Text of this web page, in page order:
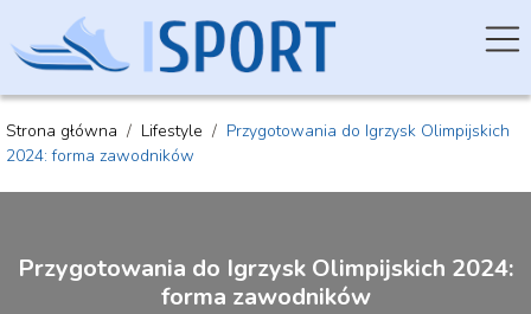
Strona główna / Lifestyle / Przygotowania do Igrzysk Olimpijskich
2024: forma zawodników
Przygotowania do Igrzysk Olimpijskich 2024:
forma zawodników